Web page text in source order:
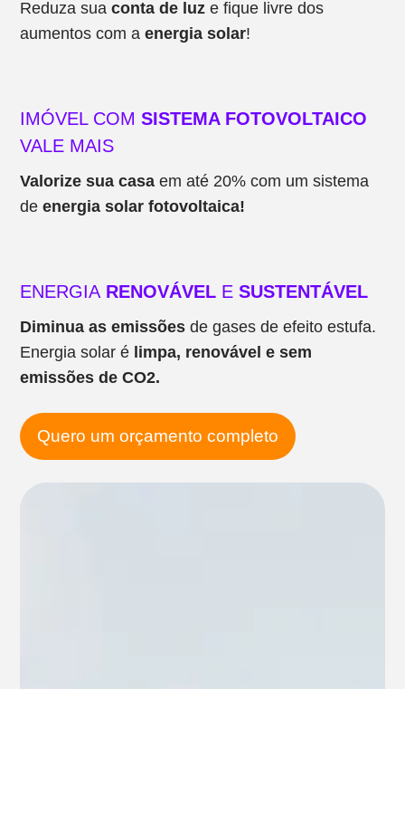
Reduza suaconta de luz e fique livre dos
aumentos com aenergia solar!
IMÓVEL COM SISTEMA FOTOVOLTAICO
VALE MAIS
Valorize sua casa em até 20% com um sistema
deenergia solar fotovoltaica!
ENERGIA RENOVÁVEL E SUSTENTÁVEL
Diminua as emissões de gases de efeito estufa.
Energia solar é limpa, renovável e sem
emissões de CO2.
Quero um orçamento completo